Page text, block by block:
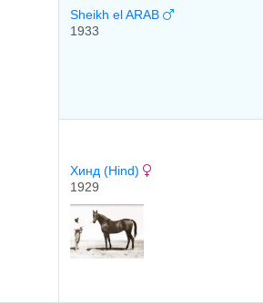
Sheikh el ARAB
1933
Хинд (Hind)
1929